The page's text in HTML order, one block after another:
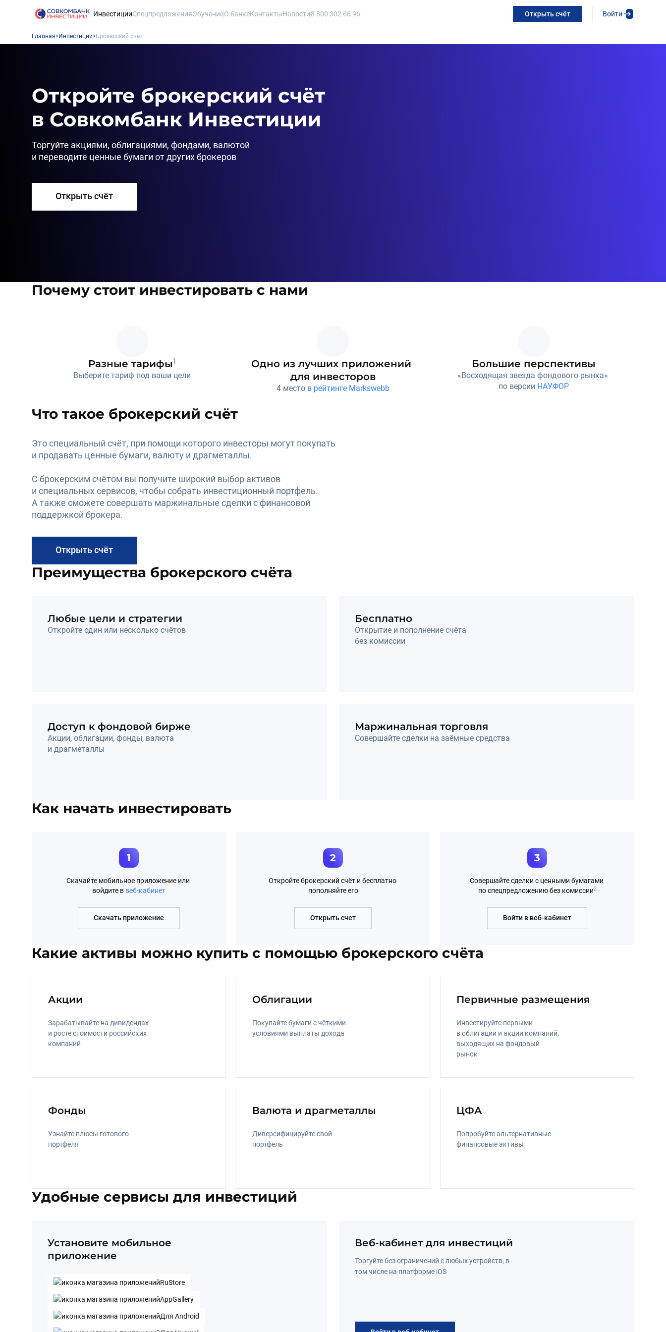
ИнвестицииСпецпредложенияОбучениеО банкеКонтактыНовости8 800 302 66 96 Открыть счёт Войти
Главная Инвестиции Брокерский счёт
Откройте брокерский счёт
в Совкомбанк Инвестиции
Торгуйте акциями, облигациями, фондами, валютой
и переводите ценные бумаги от других брокеров
Открыть счёт
Почему стоит инвестировать с нами
Разные тарифы1
Выберите тариф под ваши цели
Одно из лучших приложений
для инвесторов
4 место в рейтинге Markswebb
Большие перспективы
«Восходящая звезда фондового рынка»
по версии НАУФОР
Что такое брокерский счёт
Это специальный счёт, при помощи которого инвесторы могут покупать
и продавать ценные бумаги, валюту и драгметаллы.
С брокерским счётом вы получите широкий выбор активов
и специальных сервисов, чтобы собрать инвестиционный портфель.
А также сможете совершать маржинальные сделки с финансовой
поддержкой брокера.
Открыть счёт
Преимущества брокерского счёта
Любые цели и стратегии
Откройте один или несколько счётов
Бесплатно
Открытие и пополнение счёта
без комиссии
Доступ к фондовой бирже
Акции, облигации, фонды, валюта
и драгметаллы
Маржинальная торговля
Совершайте сделки на заёмные средства
Как начать инвестировать
1
Скачайте мобильное приложение или
войдите в веб-кабинет
Скачать приложение
2
Откройте брокерский счёт и бесплатно
пополняйте его
Открыть счет
3
Совершайте сделки с ценными бумагами
по спецпредложению без комиссии2
Войти в веб-кабинет
Какие активы можно купить с помощью брокерского счёта
Акции
Зарабатывайте на дивидендах
и росте стоимости российских
компаний
Облигации
Покупайте бумаги с чёткими
условиями выплаты дохода
Первичные размещения
Инвестируйте первыми
в облигации и акции компаний,
выходящих на фондовый
рынок
Фонды
Узнайте плюсы готового
портфеля
Валюта и драгметаллы
Диверсифицируйте свой
портфель
ЦФА
Попробуйте альтернативные
финансовые активы
Удобные сервисы для инвестиций
Установите мобильное
приложение
RuStore
AppGallery
Для Android
Веб-кабинет для инвестиций
Торгуйте без ограничений с любых устройств, в
том числе на платформе iOS